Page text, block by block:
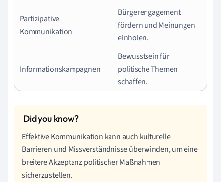
Partizipative
Kommunikation
Bürgerengagement
fördern und Meinungen
einholen.
Informationskampagnen
Bewusstsein für
politische Themen
schaffen.
Effektive Kommunikation kann auch kulturelle
Barrieren und Missverständnisse überwinden, um eine
breitere Akzeptanz politischer Maßnahmen
sicherzustellen.